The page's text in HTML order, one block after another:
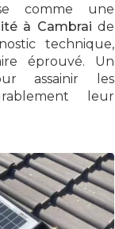
comme une
à Cambrai de
technique,
éprouvé. Un
assainir les
leur